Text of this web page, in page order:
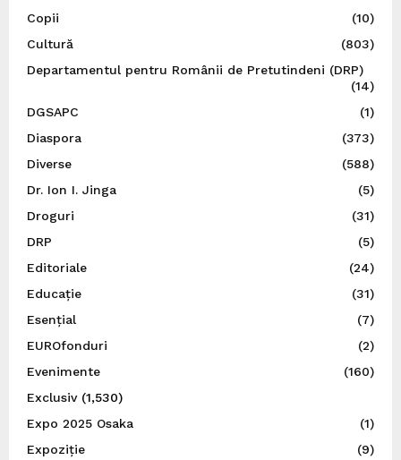
Copii
(10)
Cultură
(803)
Departamentul pentru Românii de Pretutindeni (DRP)
(14)
DGSAPC
(1)
Diaspora
(373)
Diverse
(588)
Dr. Ion I. Jinga
(5)
Droguri
(31)
DRP
(5)
Editoriale
(24)
Educație
(31)
Esențial
(7)
EUROfonduri
(2)
Evenimente
(160)
Exclusiv(1,530)
Expo 2025 Osaka
(1)
Expoziție
(9)